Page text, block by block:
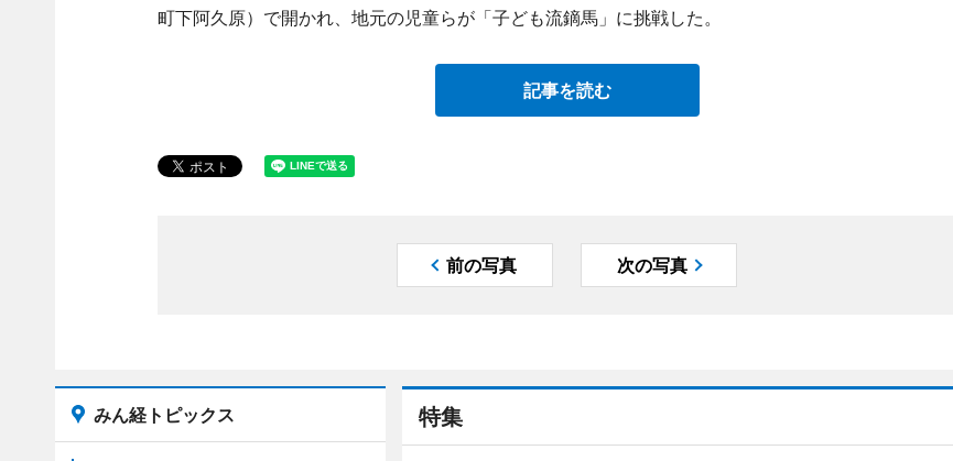
町下阿久原）で開かれ、地元の児童らが「子ども流鏑馬」に挑戦した。
記事を読む
前の写真 次の写真
特集
みん経トピックス